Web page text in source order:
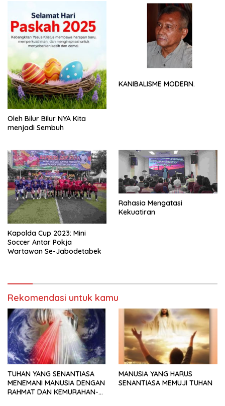
Oleh Bilur Bilur NYA Kita
menjadi Sembuh
KANIBALISME MODERN.
Kapolda Cup 2023: Mini
Soccer Antar Pokja
Wartawan Se-Jabodetabek
Rahasia Mengatasi
Kekuatiran
Rekomendasi untuk kamu
TUHAN YANG SENANTIASA
MENEMANI MANUSIA DENGAN
RAHMAT DAN KEMURAHAN-
MANUSIA YANG HARUS
SENANTIASA MEMUJI TUHAN